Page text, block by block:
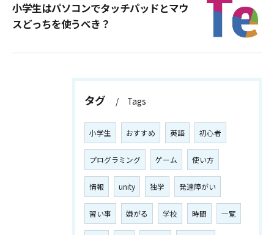
小学生はパソコンでタッチパッドとマウ
スどっちを使うべき？
タグ Tags
小学生 おすすめ 英語 初心者
プログラミング ゲーム 使い方
情報 unity 独学 発達障がい
習い事 嫌がる 学校 時間 一覧